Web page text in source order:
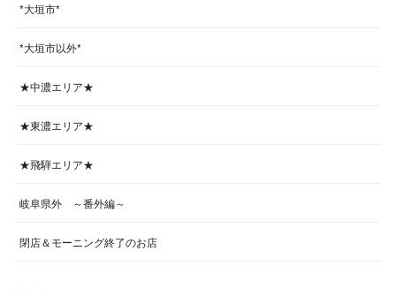
*大垣市*
*大垣市以外*
★中濃エリア★
★東濃エリア★
★飛騨エリア★
岐阜県外 ～番外編～
閉店＆モーニング終了のお店